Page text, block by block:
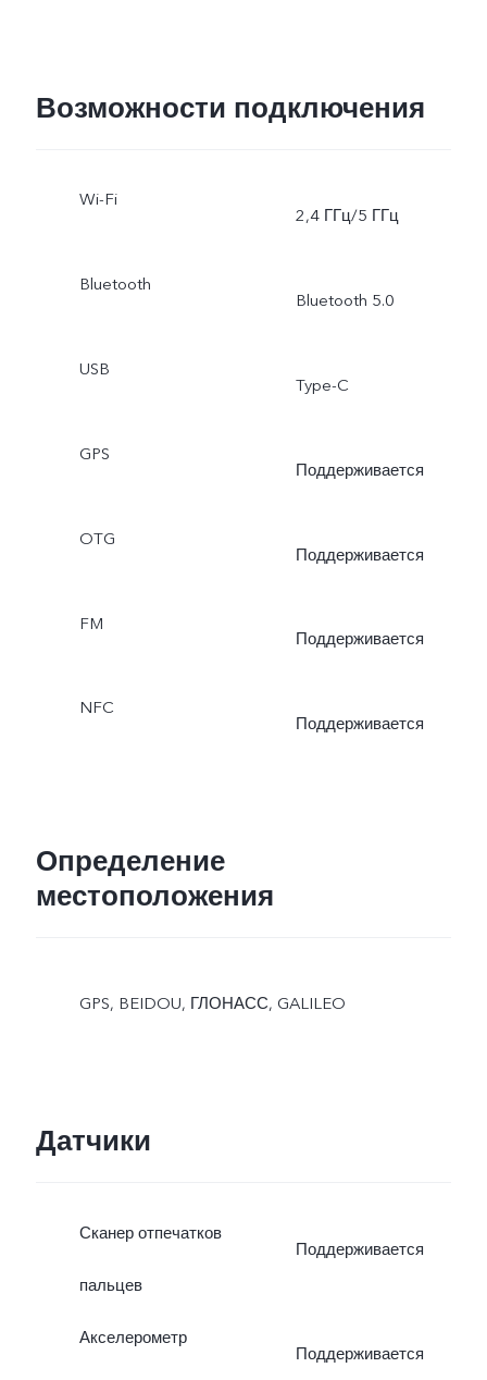
Возможности подключения
Wi-Fi
2,4 ГГц/5 ГГц
Bluetooth
Bluetooth 5.0
USB
Type-C
GPS
Поддерживается
OTG
Поддерживается
FM
Поддерживается
NFC
Поддерживается
Определение
местоположения
GPS, BEIDOU, ГЛОНАСС, GALILEO
Датчики
Сканер отпечатков
пальцев
Поддерживается
Акселерометр
Поддерживается